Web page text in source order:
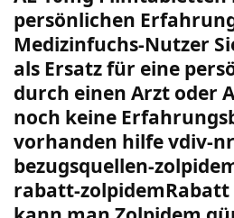
persönlichen
Medizinfuchs-Nutzer
als Ersatz für eine
durch einen Arzt oder
noch keine
vorhanden hilfe vdiv-
bezugsquellen-
rabatt-zolpidemRabatt